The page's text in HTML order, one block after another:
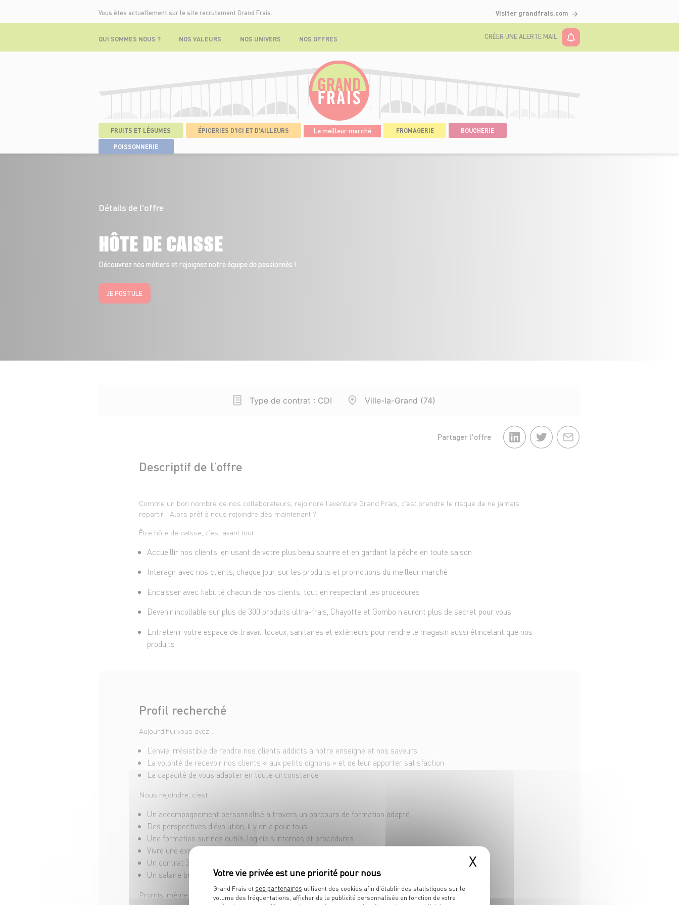
Vous êtes actuellement sur le site recrutement Grand Frais. Visiter grandfrais.com
QUI SOMMES NOUS ? NOS VALEURS NOS UNIVERS NOS OFFRES CRÉER UNE ALERTE MAIL
FRUITS ET LÉGUMES ÉPICERIES D'ICI ET D'AILLEURS Le meilleur marché FROMAGERIE
BOUCHERIE
POISSONNERIE
ACCUEIL > NOS OFFRES
Détails de l'offre
HÔTE DE CAISSE
Découvrez nos métiers et rejoignez notre équipe de passionnés !
JE POSTULE
Type de contrat : CDI Ville-la-Grand (74)
Partager l'offre
Descriptif de l’offre
Comme un bon nombre de nos collaborateurs, rejoindre l’aventure Grand Frais, c’est prendre le risque de ne jamais
repartir ! Alors prêt à nous rejoindre dès maintenant ?
Être hôte de caisse, c’est avant tout :
Accueillir nos clients, en usant de votre plus beau sourire et en gardant la pêche en toute saison
Interagir avec nos clients, chaque jour, sur les produits et promotions du meilleur marché
Encaisser avec fiabilité chacun de nos clients, tout en respectant les procédures
Devenir incollable sur plus de 300 produits ultra-frais, Chayotte et Gombo n’auront plus de secret pour vous
Entretenir votre espace de travail, locaux, sanitaires et extérieurs pour rendre le magasin aussi étincelant que nos
produits
Profil recherché
Aujourd’hui vous avez :
L’envie irrésistible de rendre nos clients addicts à notre enseigne et nos saveurs
La volonté de recevoir nos clients « aux petits oignons » et de leur apporter satisfaction
La capacité de vous adapter en toute circonstance
Nous rejoindre, c’est :
Un accompagnement personnalisé à travers un parcours de formation adapté
Des perspectives d’évolution, il y en a pour tous
Une formation sur nos outils, logiciels internes et procédures
Vivre une expérience unique et le bonheur de vous révéler en équipe
Un contrat 35h/semaine (possible en 30h/semaine) à pourvoir en CDI pour nous rejoindre au plus vite !
Un salaire brut mensuel de 1859.48 € + diverses primes + une prime de fin d’année selon ancienneté
Promis, même si on en vend, on ne vous raconte pas des salades !
X
Grand Frais et ses partenaires utilisent des cookies afin d’établir des statistiques sur le
volume des fréquentations, afficher de la publicité personnalisée en fonction de votre